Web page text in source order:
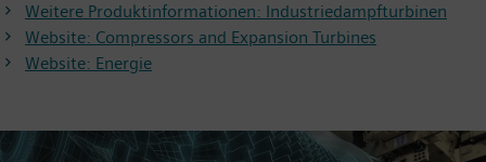
Weitere Produktinformationen: Industriedampfturbinen
Website: Compressors and Expansion Turbines
Website: Energie